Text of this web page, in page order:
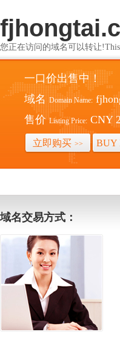
您正在访问的域名可以转让!This
一口价出售中！
域名 Domain Name:
售价 Listing Price: CNY
立即购买 >> BUY
域名交易方式：